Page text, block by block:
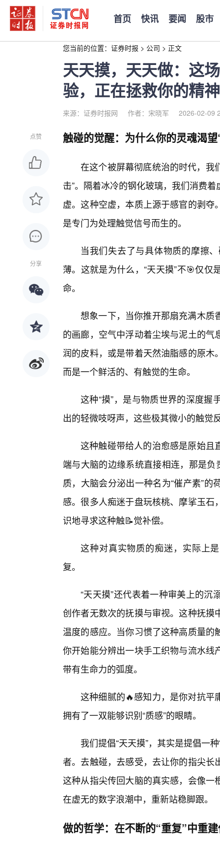
首页 快讯 要闻 股市
您当前的位置： 证券时报 > 公司 > 正文
天天摸，天天做：这
验，正在拯救你的精
来源：证券时报网 作者：宋晓军 2026-02-09
点赞
分享
触碰的觉醒：为什么你的灵魂渴
在这个被屏幕彻底统治的时代，我
击”。隔着冰冷的钢化玻璃，我们消费
虚。这种空虚，本质上源于感官的剥
是专门为处理触觉信号而生的。
当我们失去了与具体物质的摩擦
薄。这就是为什么，“天天摸”不🎯仅
命。
想象一下，当你推开那扇充满木质
的画廊，空气中浮动着尘埃与泥土的
润的皮料，或是带着天然油脂感的原
而是一个鲜活的、有触觉的生命。
这种“摸”，是与物质世界的深度
出的轻微吱呀声，这些极其微小的触觉
这种触碰带给人的治愈感是原始且
端与大脑的边缘系统直接相连，那是
质，大脑会分泌出一种名为“催产素”
感。很多人痴迷于盘玩核桃、摩挲玉
识地寻求这种触📝觉补偿。
这种对真实物质的痴迷，实际上
复。
“天天摸”还代表着一种审美上的
创作者无数次的抚摸与审视。这种抚
温度的感应。当你习惯了这种高质量
你开始能分辨出一块手工织物与流水
带有生命力的弧度。
这种细腻的🔥感知力，是你对抗平
拥有了一双能够识别“质感”的眼睛。
我们提倡“天天摸”，其实是提倡一
者。去触碰，去感受，去让你的指尖
这种从指尖传回大脑的真实感，会像
在虚无的数字浪潮中，重新站稳脚跟。
做的哲学：在不断的“重复”中重